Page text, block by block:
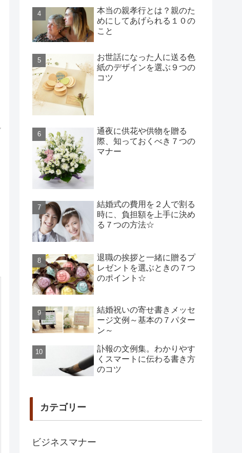
本当の親孝行とは？親のた
めにしてあげられる１０の
こと
お世話になった人に送る色
紙のデザインを選ぶ９つの
コツ
通夜に供花や供物を贈る
際、知っておくべき７つの
マナー
結婚式の費用を２人で割る
時に、負担額を上手に決め
る７つの方法☆
退職の挨拶と一緒に贈るプ
レゼントを選ぶときの７つ
のポイント☆
結婚祝いの寄せ書きメッセ
ージ文例～基本の７パター
ン～
訃報の文例集。わかりやす
くスマートに伝わる書き方
のコツ
カテゴリー
ビジネスマナー